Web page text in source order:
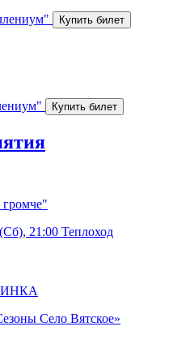
громче"
21:00 Теплоход
Село Вятское»